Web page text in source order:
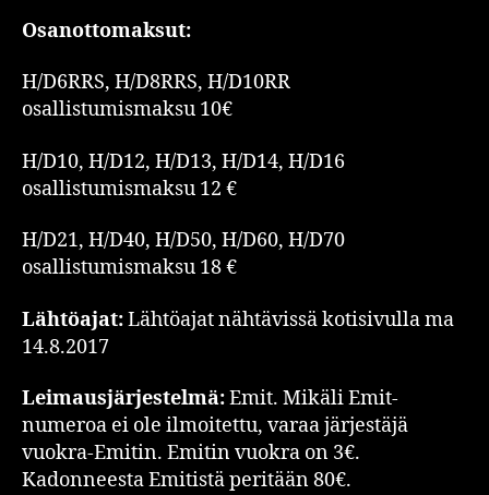
Osanottomaksut:
H/D6RRS, H/D8RRS, H/D10RR
osallistumismaksu 10€
H/D10, H/D12, H/D13, H/D14, H/D16
osallistumismaksu 12 €
H/D21, H/D40, H/D50, H/D60, H/D70
osallistumismaksu 18 €
Lähtöajat:Lähtöajat nähtävissä kotisivulla ma
14.8.2017
Leimausjärjestelmä:Emit. Mikäli Emit-
numeroa ei ole ilmoitettu, varaa järjestäjä
vuokra-Emitin. Emitin vuokra on 3€.
Kadonneesta Emitistä peritään 80€.